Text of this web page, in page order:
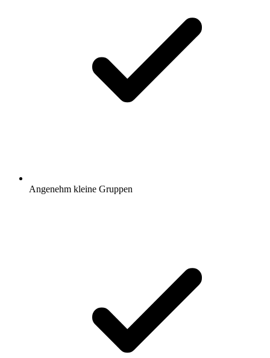
Angenehm kleine Gruppen